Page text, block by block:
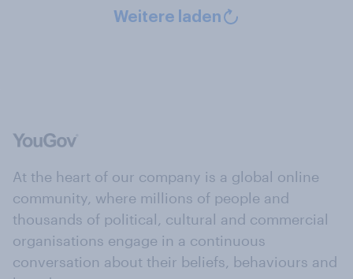
Weitere laden
At the heart of our company is a global online
community, where millions of people and
thousands of political, cultural and commercial
organisations engage in a continuous
conversation about their beliefs, behaviours and